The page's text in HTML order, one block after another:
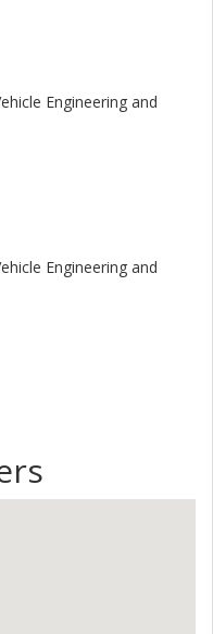
should apply?
tests?
Engineering and
Engineering and